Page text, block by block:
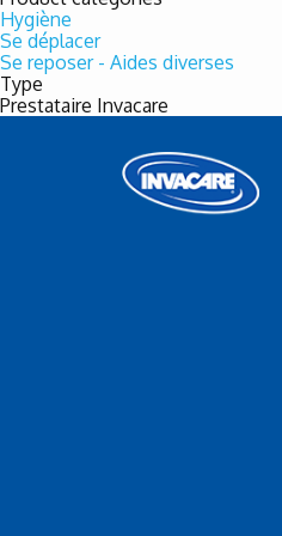
Hygiène
Se déplacer
Se reposer - Aides diverses
Type
Prestataire Invacare